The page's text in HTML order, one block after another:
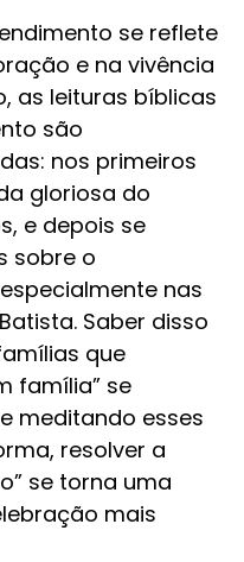
se reflete
e na vivência
as leituras bíblicas
são
nos primeiros
gloriosa do
e depois se
sobre o
nas
Saber disso
que
família” se
meditando esses
resolver a
se torna uma
mais